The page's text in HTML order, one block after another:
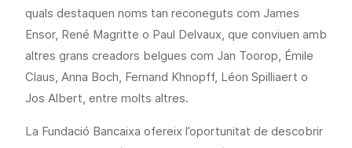
quals destaquen noms tan reconeguts com James
Ensor, René Magritte o Paul Delvaux, que conviuen amb
altres grans creadors belgues com Jan Toorop, Émile
Claus, Anna Boch, Fernand Khnopff, Léon Spilliaert o
Jos Albert, entre molts altres.
La Fundació Bancaixa ofereix l’oportunitat de descobrir